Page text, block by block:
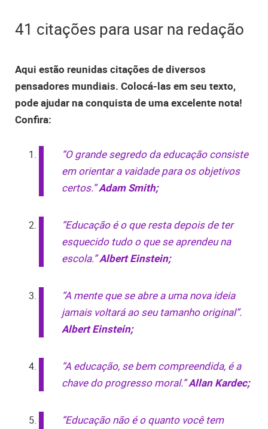
41 citações para usar na redação
Aqui estão reunidas citações de diversos
pensadores mundiais. Colocá-las em seu texto,
pode ajudar na conquista de uma excelente nota!
Confira:
“O grande segredo da educação consiste
em orientar a vaidade para os objetivos
certos.”Adam Smith;
“Educação é o que resta depois de ter
esquecido tudo o que se aprendeu na
escola.”Albert Einstein;
“A mente que se abre a uma nova ideia
jamais voltará ao seu tamanho original”.
Albert Einstein;
“A educação, se bem compreendida, é a
chave do progresso moral.”Allan Kardec;
“Educação não é o quanto você tem